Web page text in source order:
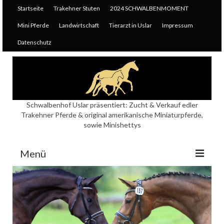
Startseite Trakehner Stuten 2024 SCHWALBENMOMENT
Mini Pferde Landwirtschaft Tierarzt in Uslar Impressum
Datenschutz
Schwalbenhof Uslar präsentiert: Zucht & Verkauf edler
Trakehner Pferde & original amerikanische Miniaturpferde,
sowie Minishettys
Menü
Startseite
Trakehner Stuten
E+StPr+PrSt KOSIMA